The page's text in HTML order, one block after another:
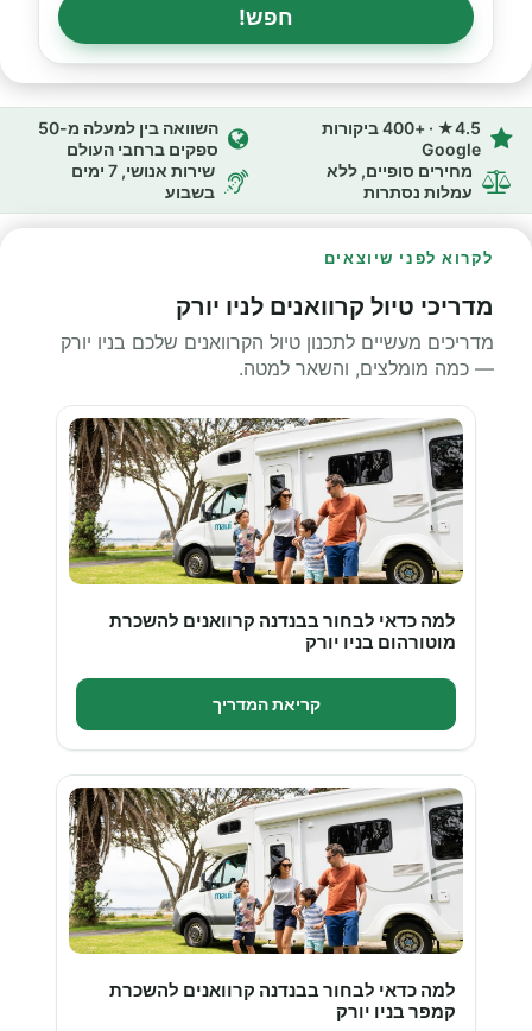
חפש!
4.5★ · +400 ביקורות
Google
השוואה בין למעלה מ-50
ספקים ברחבי העולם
מחירים סופיים, ללא
עמלות נסתרות
שירות אנושי, 7 ימים
בשבוע
לקרוא לפני שיוצאים
מדריכי טיול קרוואנים לניו יורק
מדריכים מעשיים לתכנון טיול הקרוואנים שלכם בניו יורק
— כמה מומלצים, והשאר למטה.
למה כדאי לבחור בבנדנה קרוואנים להשכרת
מוטורהום בניו יורק
קריאת המדריך
למה כדאי לבחור בבנדנה קרוואנים להשכרת
קמפר בניו יורק